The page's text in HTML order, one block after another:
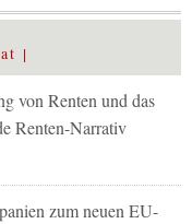
von Renten und das
Renten-Narrativ
zum neuen EU-